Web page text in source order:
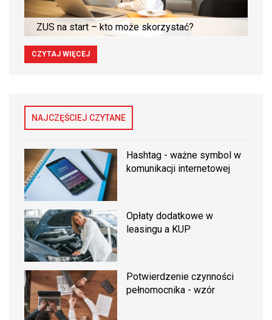
ZUS na start – kto może skorzystać?
CZYTAJ WIĘCEJ
NAJCZĘŚCIEJ CZYTANE
Hashtag - ważne symbol w
komunikacji internetowej
Opłaty dodatkowe w
leasingu a KUP
Potwierdzenie czynności
pełnomocnika - wzór